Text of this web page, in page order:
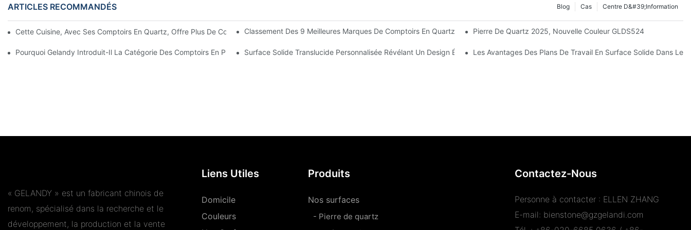
ARTICLES RECOMMANDÉS Centre D&#39;information
Cas
Blog
Cette Cuisine, Avec Ses Comptoirs En Quartz, Offre Plus De Confort Et De Sécurité Aux Personnes Âgées Lorsqu'elles Cuisinent.
Classement Des 9 Meilleures Marques De Comptoirs En Quartz (Guide D'achat 2025)Pierre De Quartz 2025, Nouvelle Couleur GLDS524
Pourquoi Gelandy Introduit-Il La Catégorie Des Comptoirs En Pierre De Quartz De Qualité Alimentaire ?Surface Solide Translucide Personnalisée Révélant Un Design Étoilé EnchanteurLes Avantages Des Plans De Travail En Surface Solide Dans
« GELANDY » est un fabricant chinois de
renom, spécialisé dans la recherche et le
développement, la production et la vente
Liens Utiles
Domicile
Couleurs
Produits
Nos surfaces
- Pierre de quartz
Contactez-Nous
Personne à contacter : ELLEN ZHANG
E-mail: bienstone@gzgelandi.com